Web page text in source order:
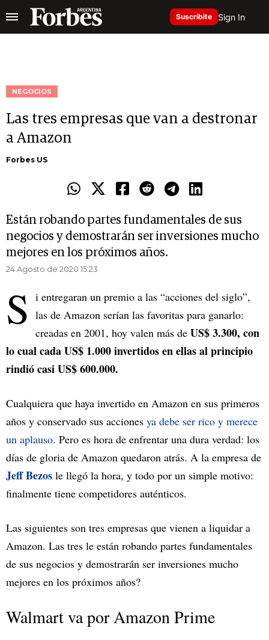
Suscribite Sign In
NEGOCIOS
Las tres empresas que van a destronar
a Amazon
Forbes US
Están robando partes fundamentales de sus
negocios y demostrarán ser inversiones mucho
mejores en los próximos años.
24 Agosto de 2020 15.23
S i entregaran un premio a las “acciones del siglo”,
las de Amazon serían las favoritas para ganarlo:
creadas en 2001, hoy valen más de US$ 3.300, con
lo cual cada US$ 1.000 invertidos en ellas al principio
rindió casi US$ 600.000.
Cualquiera que haya invertido en Amazon en sus primeros
años y conservado sus acciones ya debe ser rico y merece
un aplauso. Pero es hora de enfrentar una dura verdad: los
días de gloria de Amazon quedaron atrás. A la empresa de
Jeff Bezos le llegó la hora, y todo por un simple motivo:
finalmente tiene competidores auténticos.
Las siguientes son tres empresas que vienen a liquidar a
Amazon. Las tres le están robando partes fundamentales
de sus negocios y demostrarán ser inversiones mucho
mejores en los próximos años?
Walmart va por Amazon Prime